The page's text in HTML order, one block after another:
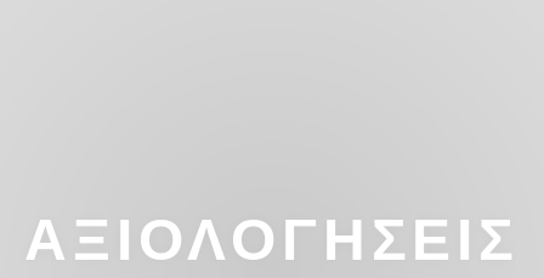
ΑΞΙΟΛΟΓΉΣΕΙΣ